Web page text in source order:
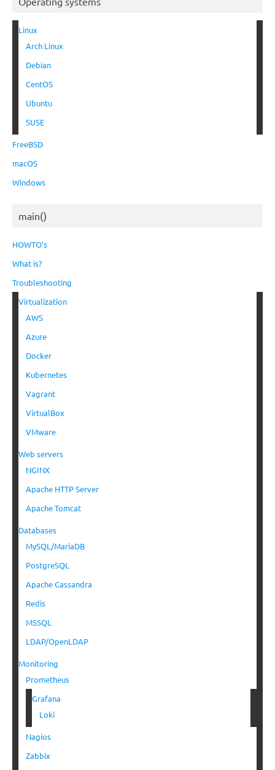
Linux
Arch Linux
Debian
CentOS
Ubuntu
SUSE
FreeBSD
macOS
Windows
main()
HOWTO’s
What is?
Troubleshooting
Virtualization
AWS
Azure
Docker
Kubernetes
Vagrant
VirtualBox
VMware
Web servers
NGINX
Apache HTTP Server
Apache Tomcat
Databases
MySQL/MariaDB
PostgreSQL
Apache Cassandra
Redis
MSSQL
LDAP/OpenLDAP
Monitoring
Prometheus
Grafana
Loki
Nagios
Zabbix